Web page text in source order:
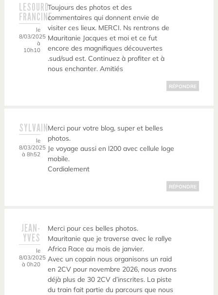
LESOURD
FRANCINE
le
8/03/2025
à
10h10
Toujours des photos et des
commentaires qui donnent envie de
visiter ces lieux. MERCI. Ns rentrons de
Mauritanie Jacques et moi et ce fut
encore des magnifiques découvertes
.sud/sud est. Continuez à profiter et à
nous enchanter. Amitiés
RÉPONDRE
SYLVAIN
le
8/03/2025
à 8h52
Merci pour votre blog, super et belles
photos.
Je voyage aussi en l200 avec cellule loge
mobile.
Cordialement
RÉPONDRE
JEAN-
YVES
le
8/03/2025
à 0h20
Merci pour ces belles photos.
Mauritanie que je traverse avec le rallye
Africa Race au mois de janvier.
Avec un copain nous organisons un raid
en 2CV pour novembre 2026, nous avons
déjà plus de 30 2CV d’inscrites. La piste
du train fait partie du parcours que nous